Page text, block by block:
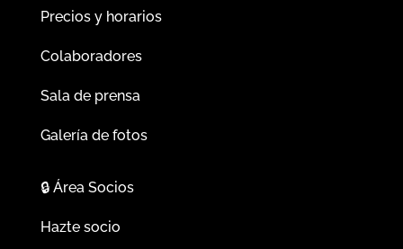
Precios y horarios
Colaboradores
Sala de prensa
Galería de fotos
🔒Área Socios
Hazte socio